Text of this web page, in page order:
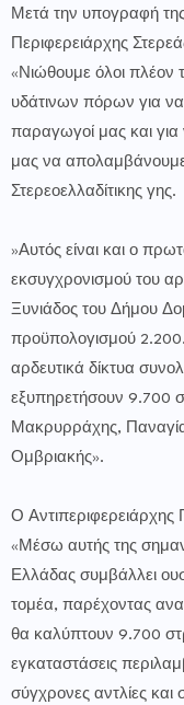
Μετά την υπογραφή
Περιφερειάρχης
«Νιώθουμε όλοι πλέον
υδάτινων πόρων για
παραγωγοί μας και για
μας να απολαμβάνουμε
Στερεοελλαδίτικης γης.
»Αυτός είναι και ο
εκσυγχρονισμού του
Ξυνιάδος του Δήμου
προϋπολογισμού
αρδευτικά δίκτυα
εξυπηρετήσουν 9.700
Μακρυρράχης,
Ομβριακής».
Ο Αντιπεριφερειάρχης
«Μέσω αυτής της
Ελλάδας συμβάλλει
τομέα, παρέχοντας
θα καλύπτουν 9.700
εγκαταστάσεις
σύγχρονες αντλίες και